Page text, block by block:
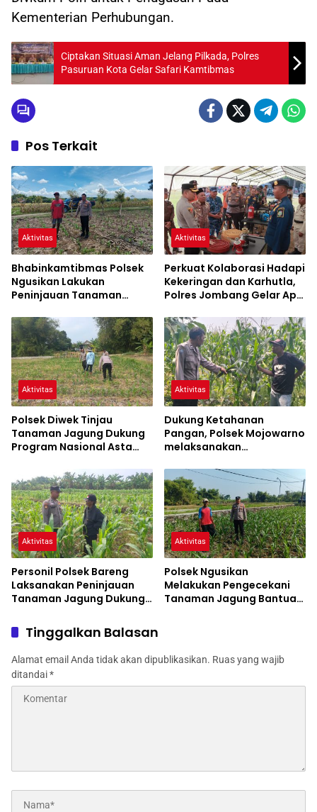
Kementerian Perhubungan.
Ciptakan Situasi Aman Jelang Pilkada, Polres
Pasuruan Kota Gelar Safari Kamtibmas
Pos Terkait
Aktivitas
Bhabinkamtibmas Polsek
Ngusikan Lakukan
Peninjauan Tanaman
Mendukung Ketahanan
Pangan
Aktivitas
Perkuat Kolaborasi Hadapi
Kekeringan dan Karhutla,
Polres Jombang Gelar Apel
Aktivitas
Polsek Diwek Tinjau
Tanaman Jagung Dukung
Program Nasional Asta
Aktivitas
Dukung Ketahanan
Pangan, Polsek Mojowarno
melaksanakan
Jagung
Aktivitas
Personil Polsek Bareng
Laksanakan Peninjauan
Tanaman Jagung Dukung
Pangan
Aktivitas
Polsek Ngusikan
Melakukan Pengecekani
Tanaman Jagung Bantuan
Tinggalkan Balasan
Alamat email Anda tidak akan dipublikasikan. Ruas yang wajib
ditandai*